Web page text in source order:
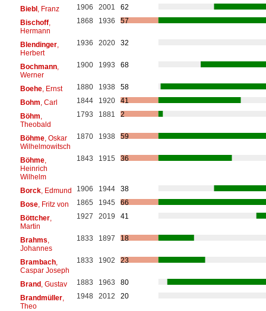
Biebl, Franz 1906 2001
62
Bischoff,
Hermann
1868 1936 57
Blendinger,
Herbert
1936 2020 32
Bochmann,
Werner
1900 1993 68
Boehe, Ernst 1880 1938
58
Bohm , Carl 1844 1920
41
Böhm
Theobald
1793 1881 2
Böhme, Oskar
Wilhelmowitsch
1870 1938 59
Böhme,
Heinrich
Wilhelm
1843 1915 36
Borck, Edmund 1906 1944
38
Bose, Fritz von 1865 1945
66
Böttcher,
Martin
1927 2019 41
Brahms
Johannes
1833 1897 18
Brambach,
Caspar Joseph
1833 1902 23
Brand, Gustav 1883 1963
80
Brandmüller,
Theo
1948 2012 20